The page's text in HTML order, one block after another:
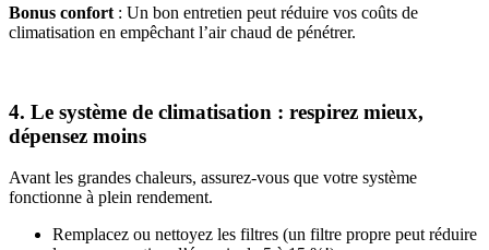
Bonus confort : Un bon entretien peut réduire vos coûts de
climatisation en empêchant l’air chaud de pénétrer.
4. Le système de climatisation : respirez mieux,
dépensez moins
Avant les grandes chaleurs, assurez-vous que votre système
fonctionne à plein rendement.
Remplacez ou nettoyez les filtres (un filtre propre peut réduire